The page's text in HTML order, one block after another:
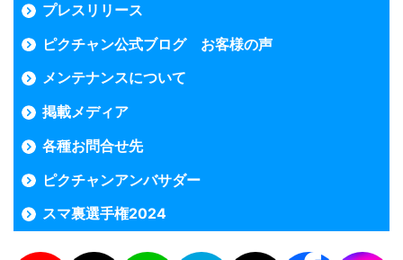
プレスリリース
ピクチャン公式ブログ お客様の声
メンテナンスについて
掲載メディア
各種お問合せ先
ピクチャンアンバサダー
スマ裏選手権2024